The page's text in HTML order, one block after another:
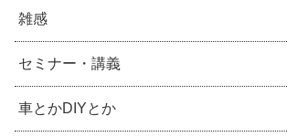
雑感
セミナー・講義
車とかDIYとか